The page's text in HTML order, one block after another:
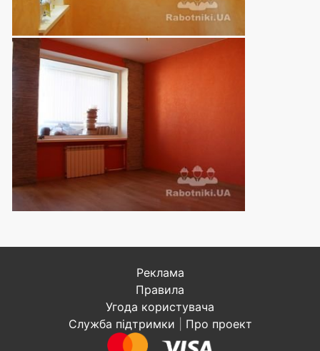
Реклама
Правила
Угода користувача
Служба підтримки
Про проект